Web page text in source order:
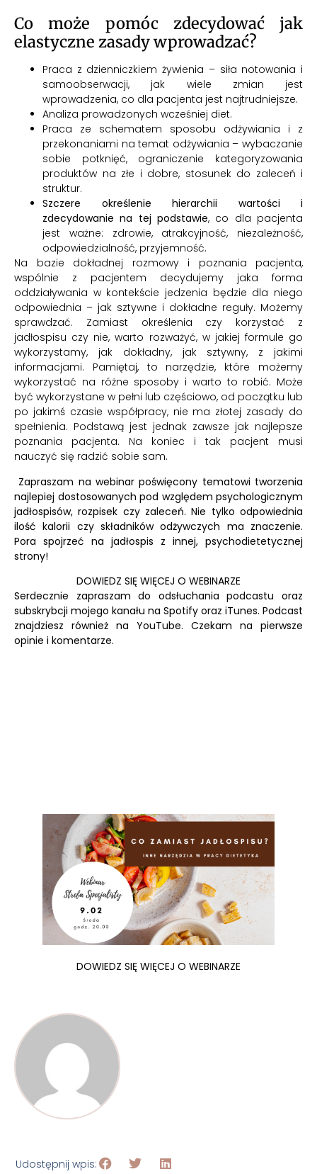
Co może pomóc zdecydować jak
elastyczne zasady wprowadzać?
Praca z dzienniczkiem żywienia – siła notowania i
samoobserwacji, jak wiele zmian jest
wprowadzenia, co dla pacjenta jest najtrudniejsze.
Analiza prowadzonych wcześniej diet.
Praca ze schematem sposobu odżywiania i z
przekonaniami na temat odżywiania – wybaczanie
sobie potknięć, ograniczenie kategoryzowania
produktów na złe i dobre, stosunek do zaleceń i
struktur.
Szczere określenie hierarchii wartości i
zdecydowanie na tej podstawie, co dla pacjenta
jest ważne: zdrowie, atrakcyjność, niezależność,
odpowiedzialność, przyjemność.
Na bazie dokładnej rozmowy i poznania pacjenta,
wspólnie z pacjentem decydujemy jaka forma
oddziaływania w kontekście jedzenia będzie dla niego
odpowiednia – jak sztywne i dokładne reguły. Możemy
sprawdzać. Zamiast określenia czy korzystać z
jadłospisu czy nie, warto rozważyć, w jakiej formule go
wykorzystamy, jak dokładny, jak sztywny, z jakimi
informacjami. Pamiętaj, to narzędzie, które możemy
wykorzystać na różne sposoby i warto to robić. Może
być wykorzystane w pełni lub częściowo, od początku lub
po jakimś czasie współpracy, nie ma złotej zasady do
spełnienia. Podstawą jest jednak zawsze jak najlepsze
poznania pacjenta. Na koniec i tak pacjent musi
nauczyć się radzić sobie sam.
Zapraszam na webinar poświęcony tematowi tworzenia
najlepiej dostosowanych pod względem psychologicznym
jadłospisów, rozpisek czy zaleceń. Nie tylko odpowiednia
ilość kalorii czy składników odżywczych ma znaczenie.
Pora spojrzeć na jadłospis z innej, psychodietetycznej
strony!
DOWIEDZ SIĘ WIĘCEJ O WEBINARZE
Serdecznie zapraszam do odsłuchania podcastu oraz
subskrybcji mojego kanału na Spotify oraz iTunes. Podcast
znajdziesz również na YouTube. Czekam na pierwsze
opinie i komentarze.
DOWIEDZ SIĘ WIĘCEJ O WEBINARZE
Udostępnij wpis: